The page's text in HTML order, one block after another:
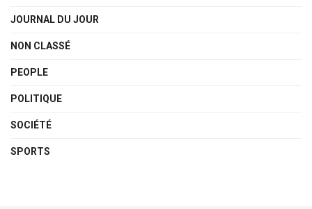
JOURNAL DU JOUR
NON CLASSÉ
PEOPLE
POLITIQUE
SOCIÉTÉ
SPORTS